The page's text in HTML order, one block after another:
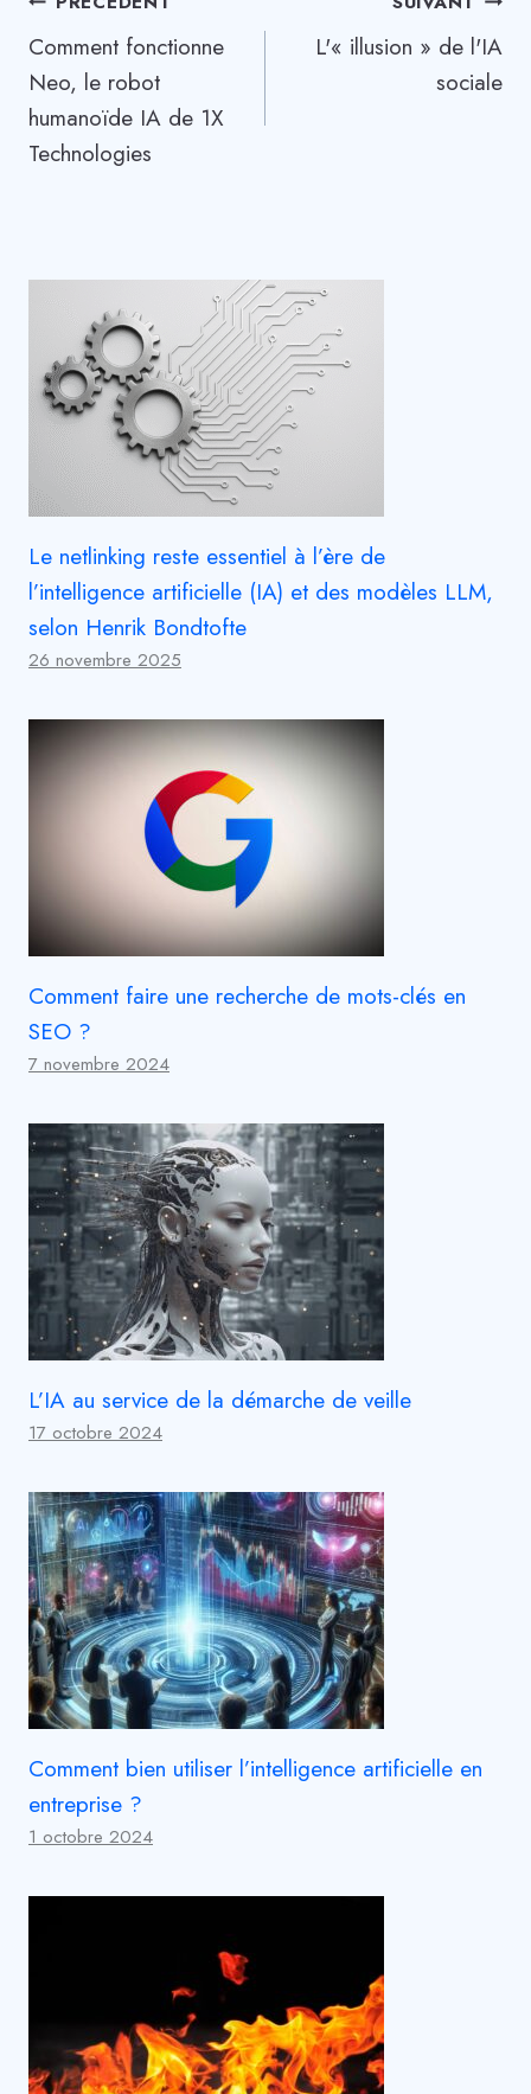
de
l’article
Comment fonctionne
Neo, le robot
humanoïde IA de 1X
Technologies
L'« illusion » de l'IA
sociale
Le netlinking reste essentiel à l’ère de
l’intelligence artificielle (IA) et des modèles LLM,
selon Henrik Bondtofte
26 novembre 2025
Comment faire une recherche de mots-clés en
SEO ?
7 novembre 2024
L’IA au service de la démarche de veille
17 octobre 2024
Comment bien utiliser l’intelligence artificielle en
entreprise ?
1 octobre 2024